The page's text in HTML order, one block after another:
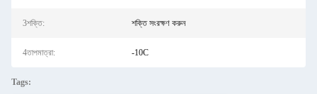
3শক্তি: শক্তি সংরক্ষণ করুন
4তাপমাত্রা: -10C
Tags: